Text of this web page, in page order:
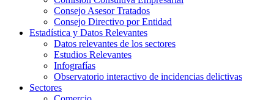
Consejo Asesor Tratados
Consejo Directivo por Entidad
Estadística y Datos Relevantes
Datos relevantes de los sectores
Estudios Relevantes
Infografías
Observatorio interactivo de incidencias delictivas
Sectores